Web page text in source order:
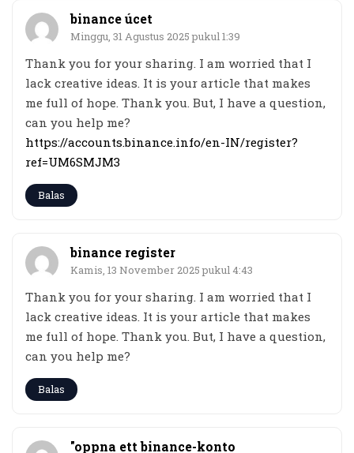
binance úcet
Minggu, 31 Agustus 2025 pukul 1:39
Thank you for your sharing. I am worried that I
lack creative ideas. It is your article that makes
me full of hope. Thank you. But, I have a question,
can you help me?
https://accounts.binance.info/en-IN/register?
ref=UM6SMJM3
Balas
binance register
Kamis, 13 November 2025 pukul 4:43
Thank you for your sharing. I am worried that I
lack creative ideas. It is your article that makes
me full of hope. Thank you. But, I have a question,
can you help me?
Balas
"oppna ett binance-konto